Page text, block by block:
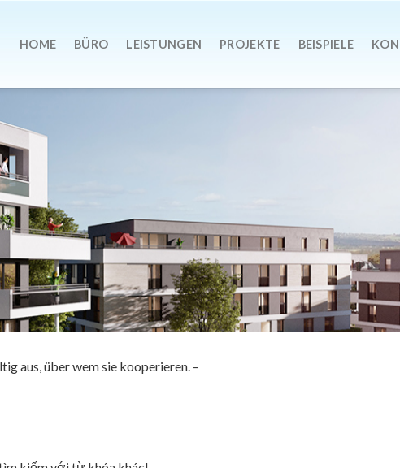
HOME BÜRO LEISTUNGEN PROJEKTE BEISPIELE
aus, über wem sie kooperieren. –